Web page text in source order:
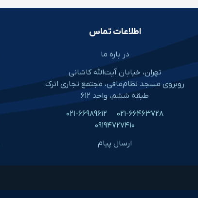
اطلاعات تماس
در باره ما
تهران، خیابان آیت‌الله کاشانی
روبروی مسجد نظام‌مافی، مجتمع تجاری اترک
طبقه ششم، واحد ۶۱۲
۰۲۱-۶۶۴۶۳۷۲۸
۰۲۱-۶۶۹۸۹۶۱۲
۰۹۱۹۴۷۲۷۴۱۰
ارسال پیام